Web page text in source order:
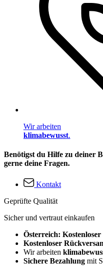
Wir arbeiten
klimabewusst.
Benötigst du Hilfe zu deiner
gerne deine Fragen.
Kontakt
Geprüfte Qualität
Sicher und vertraut einkaufen
Österreich:
Kostenloser
Wir arbeiten
Sichere Bezahlung mit